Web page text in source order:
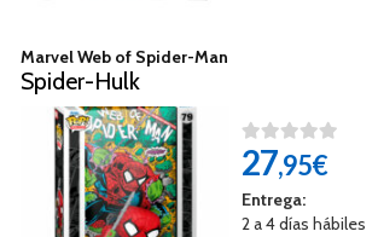
Marvel Web of Spider-Man
Spider-Hulk
27,95€
Entrega:
2 a 4 días hábiles